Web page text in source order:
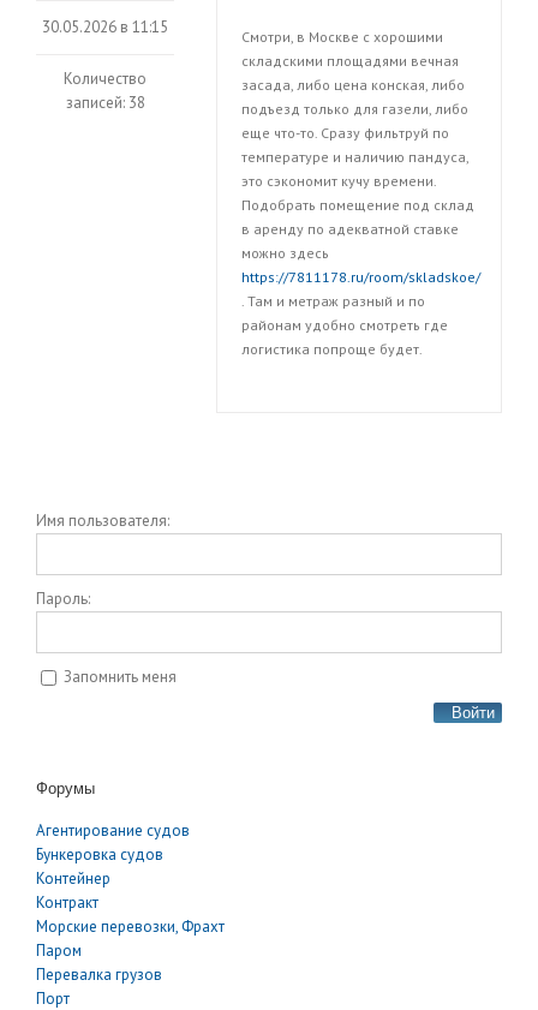
30.05.2026 в 11:15
Количество
записей: 38
Смотри, в Москве с хорошими
складскими площадями вечная
засада, либо цена конская, либо
подъезд только для газели, либо
еще что-то. Сразу фильтруй по
температуре и наличию пандуса,
это сэкономит кучу времени.
Подобрать помещение под склад
в аренду по адекватной ставке
можно здесь
https://7811178.ru/room/skladskoe/
. Там и метраж разный и по
районам удобно смотреть где
логистика попроще будет.
Имя пользователя:
Пароль:
Запомнить меня
Войти
Форумы
Агентирование судов
Бункеровка судов
Контейнер
Контракт
Морские перевозки, Фрахт
Паром
Перевалка грузов
Порт